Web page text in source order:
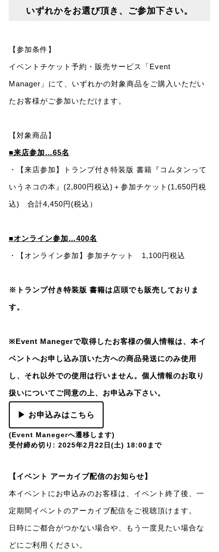
いずれかをお選び頂き、ご参加下さい。
【参加条件】
イベントチケット予約・販売サービス「Event
Manager」にて、いずれかの対象商品をご購入いただい
たお客様がご参加いただけます。
【対象商品】
■来店参加…65名
・【来店参加】トランプ付き特装版 書籍『コムタンって
いうネコの本』(2,800円税込)＋参加チケット(1,650円税
込) 合計4,450円(税込）
■オンライン参加…400名
・【オンライン参加】参加チケット 1,100円税込
※トランプ付き特装版 書籍は店頭でも販売しておりま
す。
※Event Manegerで取得したお客様の個人情報は、本イ
ベントへお申し込み頂いた方への商品発送にのみ使用
し、それ以外での使用は行いません。個人情報のお取り
扱いについてご同意の上、お申込み下さい。
▶ お申込みはこちら
(Event Manegerへ遷移します)
受付締め切り: 2025年2月22日(土) 18:00まで
【イベント アーカイブ配信のお知らせ】
本イベントにお申込みのお客様は、イベント終了後、一
定期間イベントのアーカイブ配信をご視聴頂けます。
日時にご都合がつかない場合や、もう一度見たい場合な
どにご利用ください。